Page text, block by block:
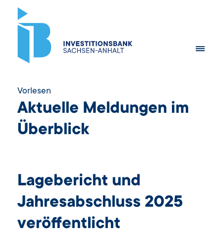
Vorlesen
Aktuelle Meldungen im
Überblick
Lagebericht und
Jahresabschluss 2025
veröffentlicht